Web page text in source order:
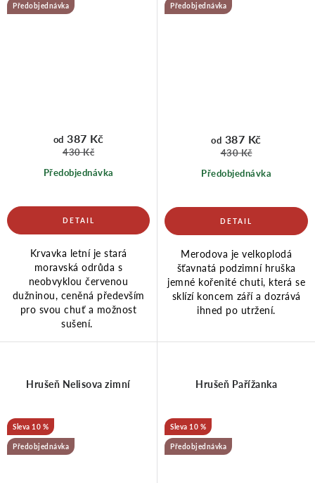
Předobjednávka
Předobjednávka
od 387 Kč
430 Kč
Krvavka letní je stará
moravská odrůda s
neobvyklou červenou
dužninou, ceněná především
pro svou chuť a možnost
sušení.
Předobjednávka
Předobjednávka
od 387 Kč
430 Kč
Merodova je velkoplodá
šťavnatá podzimní hruška
jemné kořenité chuti, která se
sklízí koncem září a dozrává
ihned po utržení.
Hrušeň Nelisova zimní
10 %
Předobjednávka
Hrušeň Pařížanka
10 %
Předobjednávka